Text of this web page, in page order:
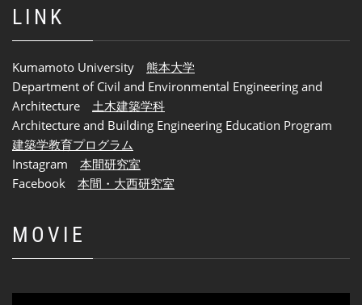
LINK
Kumamoto University 熊本大学
Department of Civil and Environmental Engineering and
Architecture 土木建築学科
Architecture and Building Engineering Education Program
建築学教育プログラム
Instagram 本間研究室
Facebook 本間・大西研究室
MOVIE